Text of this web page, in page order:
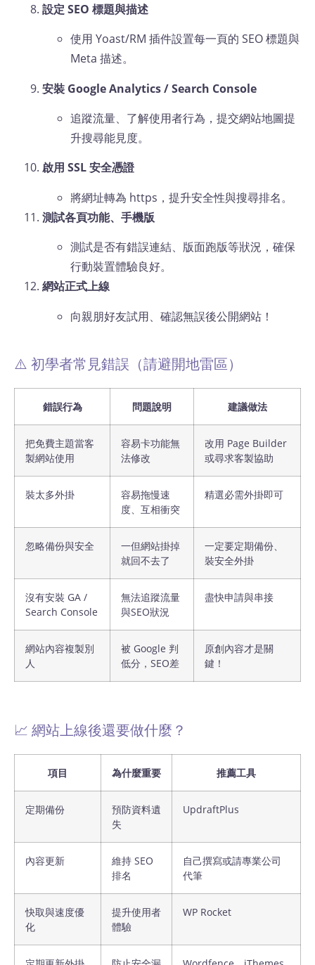
設定 SEO 標題與描述
使用 Yoast/RM 插件設置每一頁的 SEO 標題與
Meta 描述。
安裝 Google Analytics / Search Console
追蹤流量、了解使用者行為，提交網站地圖提
升搜尋能見度。
啟用 SSL 安全憑證
將網址轉為 https，提升安全性與搜尋排名。
測試各頁功能、手機版
測試是否有錯誤連結、版面跑版等狀況，確保
行動裝置體驗良好。
網站正式上線
向親朋好友試用、確認無誤後公開網站！
⚠️ 初學者常見錯誤（請避開地雷區）
錯誤行為 問題說明 建議做法
把免費主題當客
製網站使用
容易卡功能無
法修改
改用 Page Builder
或尋求客製協助
裝太多外掛
容易拖慢速
度、互相衝突
精選必需外掛即可
忽略備份與安全
一但網站掛掉
就回不去了
一定要定期備份、
裝安全外掛
沒有安裝 GA /
Search Console
無法追蹤流量
與SEO狀況
盡快申請與串接
網站內容複製別
人
被 Google 判
低分，SEO差
原創內容才是關
鍵！
📈 網站上線後還要做什麼？
項目 為什麼重要 推薦工具
定期備份
預防資料遺
失
UpdraftPlus
內容更新
維持 SEO
排名
自己撰寫或請專業公司
代筆
快取與速度優
化
提升使用者
體驗
WP Rocket